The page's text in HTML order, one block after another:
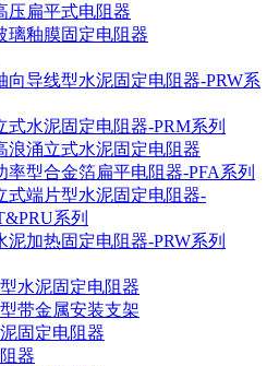
扁平式电阻器
釉膜固定电阻器
导线型水泥固定电阻器-PRW系
水泥固定电阻器-PRM系列
涌立式水泥固定电阻器
型合金箔扁平电阻器-PFA系列
端片型水泥固定电阻器-
系列
加热固定电阻器-PRW系列
水泥固定电阻器
带金属安装支架
固定电阻器
器